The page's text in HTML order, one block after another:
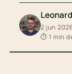
2 jun
⏱ 1 min